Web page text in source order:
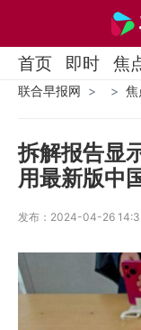
首页 即时 焦
联合早报网 焦
拆解报告显
用最新版中
发布：2024-04-26